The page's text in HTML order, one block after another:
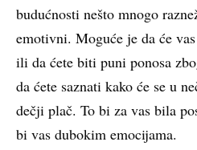
budućnosti nešto mnogo
emotivni. Moguće je da će
ili da ćete biti puni ponosa
da ćete saznati kako će se u
dečji plač. To bi za vas bila
bi vas dubokim emocijama.